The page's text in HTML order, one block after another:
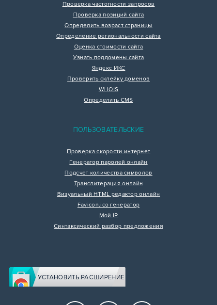
Проверка частотности запросов
Проверка позиций сайта
Определить возраст страницы
Определение региональности сайта
Оценка стоимости сайта
Узнать поддомены сайта
Яндекс ИКС
Проверить склейку доменов
WHOIS
Определить CMS
ПОЛЬЗОВАТЕЛЬСКИЕ
Проверка скорости интернет
Генератор паролей онлайн
Подсчет количества символов
Транслитерация онлайн
Визуальный HTML редактор онлайн
Favicon.ico генератор
Мой IP
Синтаксический разбор предложения
УСТАНОВИТЬ РАСШИРЕНИЕ